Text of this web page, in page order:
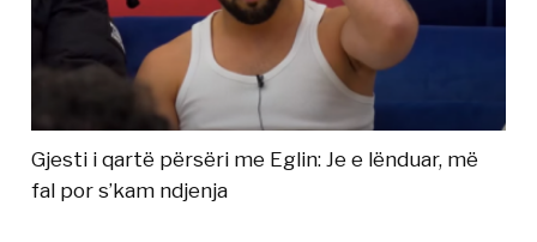
Gjesti i qartë përsëri me Eglin: Je e lënduar, më
fal por s’kam ndjenja